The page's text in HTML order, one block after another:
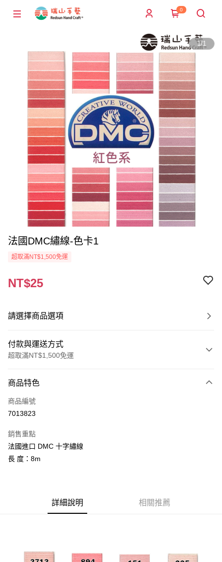
0
1/1
法國DMC繡線-色卡1
超取滿NT$1,500免運
NT$25
請選擇商品選項
付款與運送方式
超取滿NT$1,500免運
信用卡一次付款
超商取貨付款
街口支付
悠遊付
每筆NT$60，滿NT$1,500(含以上)免運費
商品特色
商品編號
7013823
銷售重點
法國進口 DMC 十字繡線
長 度：8m
詳細說明 相關推薦